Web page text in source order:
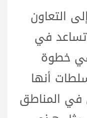
التعاون
في
خطوة
أنها
في المناطق